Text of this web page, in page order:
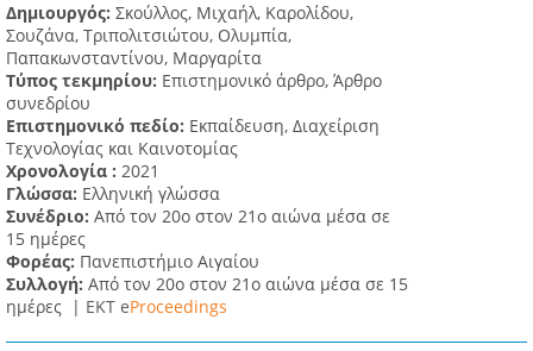
Δημιουργός: Σκούλλος, Μιχαήλ, Καρολίδου,
Σουζάνα, Τριπολιτσιώτου, Ολυμπία,
Παπακωνσταντίνου, Μαργαρίτα
Τύπος τεκμηρίου: Επιστημονικό άρθρο, Άρθρο
συνεδρίου
Επιστημονικό πεδίο: Εκπαίδευση, Διαχείριση
Τεχνολογίας και Καινοτομίας
Χρονολογία : 2021
Γλώσσα: Ελληνική γλώσσα
Συνέδριο: Από τον 20ο στον 21ο αιώνα μέσα σε
15 ημέρες
Φορέας: Πανεπιστήμιο Αιγαίου
Συλλογή: Από τον 20ο στον 21ο αιώνα μέσα σε 15
ημέρες | ΕΚΤ eProceedings